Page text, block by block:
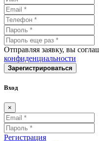
Отправляя заявку, вы
конфиденциальности
Зарегистрироваться
Вход
×
Регистрация